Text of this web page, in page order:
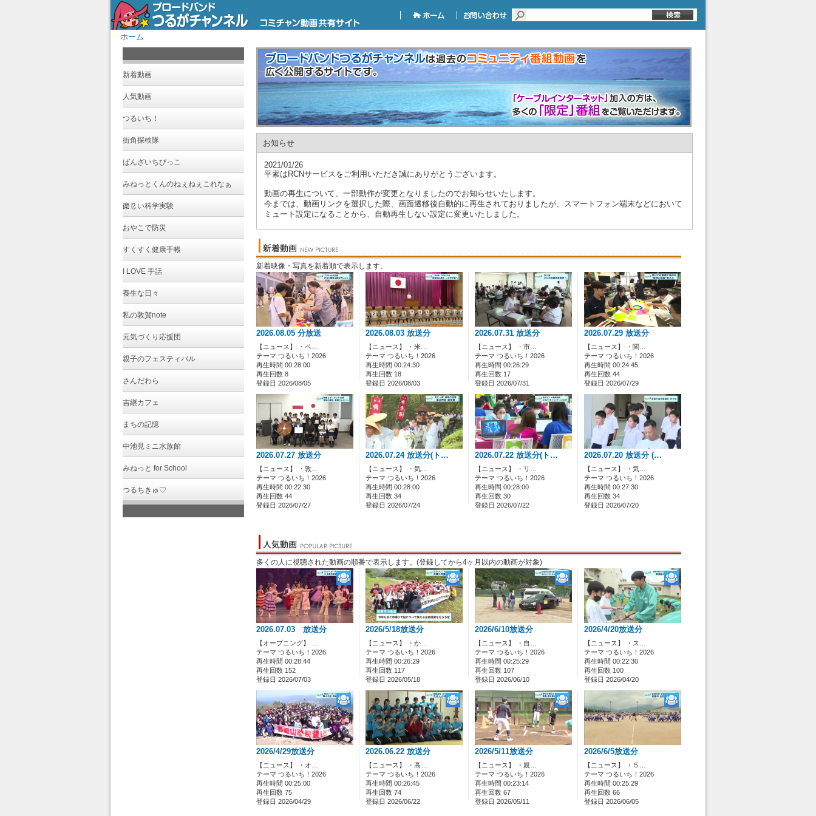
ホーム
新着動画
人気動画
つるいち！
街角探検隊
ばんざいちびっこ
みねっとくんのねぇねぇこれなぁ
に？
楽しい科学実験
おやこで防災
すくすく健康手帳
I LOVE 手話
養生な日々
私の敦賀note
元気づくり応援団
親子のフェスティバル
さんだわら
吉継カフェ
まちの記憶
中池見ミニ水族館
みねっと for School
つるちきゅ♡
お知らせ
2021/01/26
平素はRCNサービスをご利用いただき誠にありがとうございます。
動画の再生について、一部動作が変更となりましたのでお知らせいたします。
今までは、動画リンクを選択した際、画面遷移後自動的に再生されておりましたが、スマートフォン端末などにおいて
ミュート設定になることから、自動再生しない設定に変更いたしました。
今後ともRCNサービスをよろしくお願いいたします。
2020/12/23
平素はRCNサービスをご利用いただき誠にありがとうございます。
今まで主要ブラウザ(Microsoft Edge、Mozilla Firefox、Google Chrome)において、動画が正常に表示されない状態とな
っておりましたが 2020年12月22日にシステム改修を実施し、「FlashPlayer」のインストールが必要なくなりました。
その改修に伴い、サイトURLが「https://vod.rcn.ne.jp/」へ変更となりましたので、ブックマークなどの変更をお願いい
たします。
今後ともRCNサービスをよろしくお願いいたします。
新着映像・写真を新着順で表示します。
2026.08.05 分放送
【ニュース】 ・ペ…
テーマ つるいち！2026
再生時間 00:28:00
再生回数 8
登録日 2026/08/05
2026.08.03 放送分
【ニュース】 ・米…
テーマ つるいち！2026
再生時間 00:24:30
再生回数 18
登録日 2026/08/03
2026.07.31 放送分
【ニュース】 ・市…
テーマ つるいち！2026
再生時間 00:26:29
再生回数 17
登録日 2026/07/31
2026.07.29 放送分
【ニュース】 ・関…
テーマ つるいち！2026
再生時間 00:24:45
再生回数 44
登録日 2026/07/29
2026.07.27 放送分
【ニュース】 ・敦…
テーマ つるいち！2026
再生時間 00:22:30
再生回数 44
登録日 2026/07/27
2026.07.24 放送分(ト…
【ニュース】 ・気…
テーマ つるいち！2026
再生時間 00:28:00
再生回数 34
登録日 2026/07/24
2026.07.22 放送分(ト…
【ニュース】 ・リ…
テーマ つるいち！2026
再生時間 00:28:00
再生回数 30
登録日 2026/07/22
2026.07.20 放送分 (…
【ニュース】 ・気…
テーマ つるいち！2026
再生時間 00:27:30
再生回数 34
登録日 2026/07/20
多くの人に視聴された動画の順番で表示します。(登録してから4ヶ月以内の動画が対象)
2026.07.03 放送分
【オープニング】 …
テーマ つるいち！2026
再生時間 00:28:44
再生回数 152
登録日 2026/07/03
2026/5/18放送分
【ニュース】 ・か…
テーマ つるいち！2026
再生時間 00:26:29
再生回数 117
登録日 2026/05/18
2026/6/10放送分
【ニュース】 ・自…
テーマ つるいち！2026
再生時間 00:25:29
再生回数 107
登録日 2026/06/10
2026/4/20放送分
【ニュース】 ・ス…
テーマ つるいち！2026
再生時間 00:22:30
再生回数 100
登録日 2026/04/20
2026/4/29放送分
【ニュース】 ・オ…
テーマ つるいち！2026
再生時間 00:25:00
再生回数 75
登録日 2026/04/29
2026.06.22 放送分
【ニュース】 ・高…
テーマ つるいち！2026
再生時間 00:26:45
再生回数 74
登録日 2026/06/22
2026/5/11放送分
【ニュース】 ・親…
テーマ つるいち！2026
再生時間 00:23:14
再生回数 67
登録日 2026/05/11
2026/6/5放送分
【ニュース】 ・５…
テーマ つるいち！2026
再生時間 00:25:29
再生回数 66
登録日 2026/06/05